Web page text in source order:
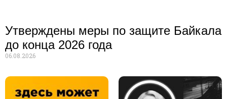
Утверждены меры по защите Байкала
до конца 2026 года
06.08.2026